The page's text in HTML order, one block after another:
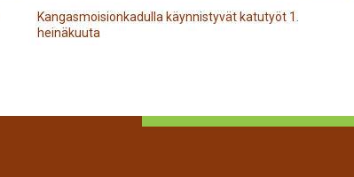
Kangasmoisionkadulla käynnistyvät katutyöt 1.
heinäkuuta